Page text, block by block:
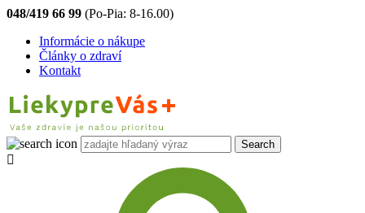
048/419 66 99 (Po-Pia: 8-16.00)
Informácie o nákupe
Články o zdraví
Kontakt